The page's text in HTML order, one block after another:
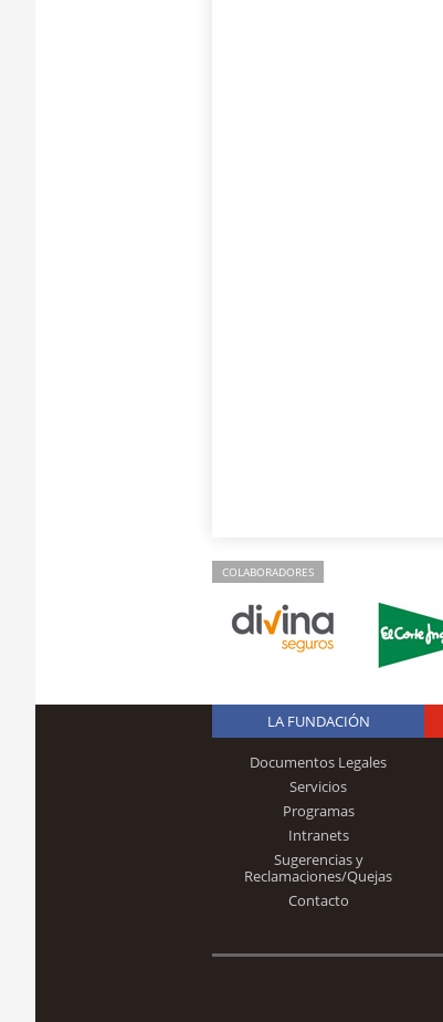
COLABORADORES
LA FUNDACIÓN
Documentos Legales
Servicios
Programas
Intranets
Sugerencias y
Reclamaciones/Quejas
Contacto